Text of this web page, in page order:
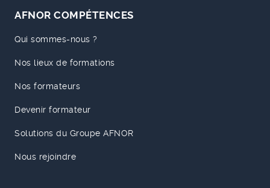
AFNOR COMPÉTENCES
Qui sommes-nous ?
Nos lieux de formations
Nos formateurs
Devenir formateur
Solutions du Groupe AFNOR
Nous rejoindre